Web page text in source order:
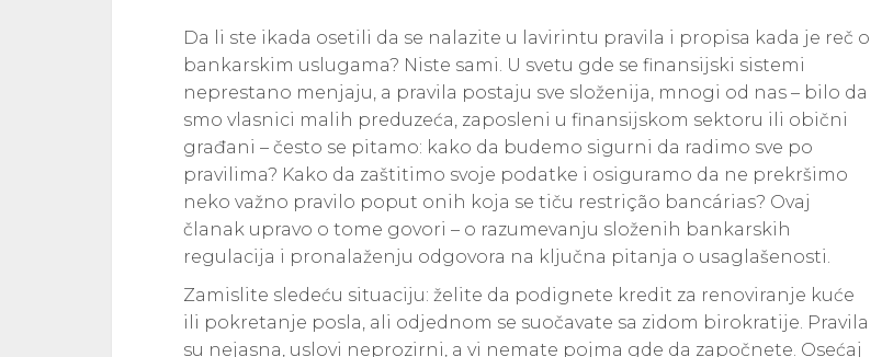
Da li ste ikada osetili da se nalazite u lavirintu pravila i propisa kada je reč o
bankarskim uslugama? Niste sami. U svetu gde se finansijski sistemi
neprestano menjaju, a pravila postaju sve složenija, mnogi od nas – bilo da
smo vlasnici malih preduzeća, zaposleni u finansijskom sektoru ili obični
građani – često se pitamo: kako da budemo sigurni da radimo sve po
pravilima? Kako da zaštitimo svoje podatke i osiguramo da ne prekršimo
neko važno pravilo poput onih koja se tiču restrição bancárias? Ovaj
članak upravo o tome govori – o razumevanju složenih bankarskih
regulacija i pronalaženju odgovora na ključna pitanja o usaglašenosti.
Zamislite sledeću situaciju: želite da podignete kredit za renoviranje kuće
ili pokretanje posla, ali odjednom se suočavate sa zidom birokratije. Pravila
su nejasna, uslovi neprozirni, a vi nemate pojma gde da započnete. Osećaj